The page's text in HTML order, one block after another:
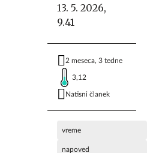
13. 5. 2026,
9.41
2 meseca, 3 tedne
3,12
Natisni članek
vreme
napoved